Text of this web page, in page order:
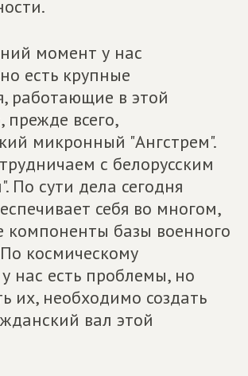
момент у нас
есть крупные
работающие в этой
прежде всего,
микронный "Ангстрем".
с белорусским
По сути дела сегодня
себя во многом,
компоненты базы военного
космическому
нас есть проблемы, но
их, необходимо создать
вал этой